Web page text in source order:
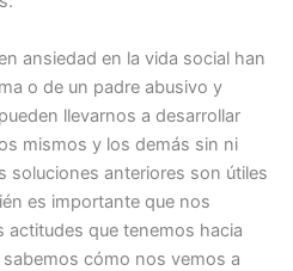
ansiedad en la vida social han
o de un padre abusivo y
llevarnos a desarrollar
mismos y los demás sin ni
soluciones anteriores son útiles
es importante que nos
actitudes que tenemos hacia
cómo nos vemos a